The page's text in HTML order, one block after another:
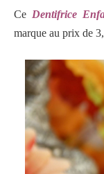
Ce Dentifrice
marque au prix de